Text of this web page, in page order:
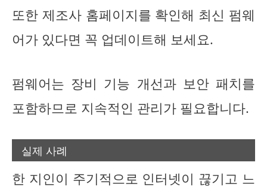
또한 제조사 홈페이지를 확인해 최신 펌웨
어가 있다면 꼭 업데이트해 보세요.
펌웨어는 장비 기능 개선과 보안 패치를
포함하므로 지속적인 관리가 필요합니다.
실제 사례
한 지인이 주기적으로 인터넷이 끊기고 느